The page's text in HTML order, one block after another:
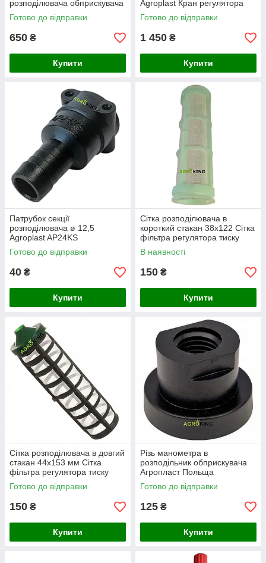
розподілювача обприскувача
в зборі Агропласт
Готово до відправки
650 ₴
Купити
Agroplast Кран регулятора
тиску обприскувача
Агропласт
Готово до відправки
1 450 ₴
Купити
Патрубок секції
розподілювача ø 12,5
Agroplast AP24KS
Готово до відправки
40 ₴
Купити
Сітка розподілювача в
короткий стакан 38х122 Сітка
фільтра регулятора тиску
розподілювача обприскувача
В наявності
150 ₴
Купити
Сітка розподілювача в довгий
стакан 44х153 мм Сітка
фільтра регулятора тиску
розподілювача обприскувача
Готово до відправки
150 ₴
Купити
Різь манометра в
розподільник обприскувача
Агропласт Польща
Готово до відправки
125 ₴
Купити